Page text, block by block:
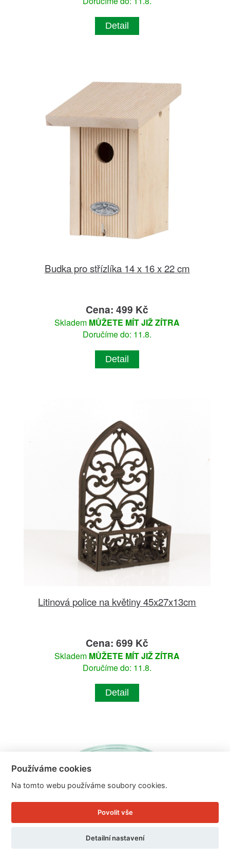
Detail
Budka pro střízlíka 14 x 16 x 22 cm
Cena: 499 Kč
Skladem MŮŽETE MÍT JIŽ ZÍTRA
Doručíme do: 11.8.
Detail
Litinová police na květiny 45x27x13cm
Cena: 699 Kč
Skladem MŮŽETE MÍT JIŽ ZÍTRA
Doručíme do: 11.8.
Detail
Používáme cookies
Na tomto webu používáme soubory cookies.
Povolit vše
Detailní nastavení